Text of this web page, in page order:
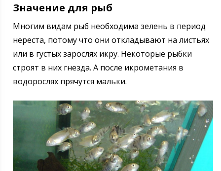
Значение для рыб
Многим видам рыб необходима зелень в период
нереста, потому что они откладывают на листьях
или в густых зарослях икру. Некоторые рыбки
строят в них гнезда. А после икрометания в
водорослях прячутся мальки.